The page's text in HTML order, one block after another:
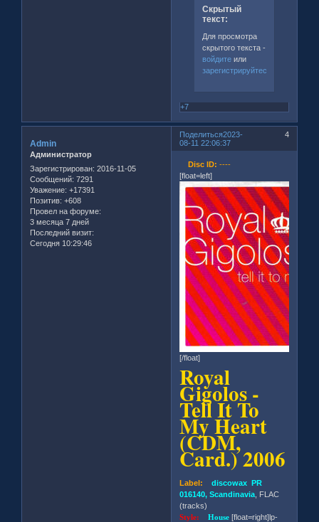
Скрытый
текст:
Для просмотра
скрытого текста -
войдитеили
зарегистрируйтесь
+7
Поделиться 4
2023-
08-11 22:06:37
Admin
Администратор
Зарегистрирован: 2016-11-05
Сообщений: 7291
Уважение: +17391
Позитив: +608
Провел на форуме:
3 месяца 7 дней
Последний визит:
Сегодня 10:29:46
Disc ID: ----
[float=left]
[/float]
Royal
Gigolos -
Tell It To
My Heart
(CDM,
Card.) 2006
Label: discowax PR
016140, Scandinavia , FLAC
(tracks)
Style:House[float=right]lp-